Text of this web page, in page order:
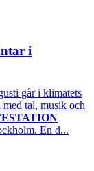
i
går i klimatets
tal, musik och
En d...